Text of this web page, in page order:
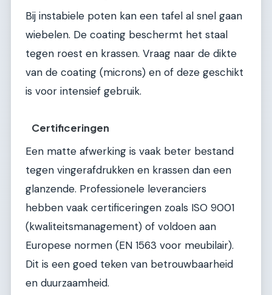
Bij instabiele poten kan een tafel al snel gaan
wiebelen. De coating beschermt het staal
tegen roest en krassen. Vraag naar de dikte
van de coating (microns) en of deze geschikt
is voor intensief gebruik.
Certificeringen
Een matte afwerking is vaak beter bestand
tegen vingerafdrukken en krassen dan een
glanzende. Professionele leveranciers
hebben vaak certificeringen zoals ISO 9001
(kwaliteitsmanagement) of voldoen aan
Europese normen (EN 1563 voor meubilair).
Dit is een goed teken van betrouwbaarheid
en duurzaamheid.